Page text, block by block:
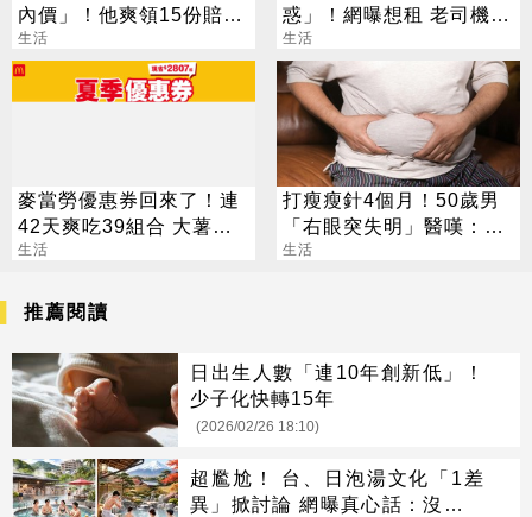
內價」！他爽領15份賠償
金 成功關鍵曝光
生活
惑」！網曝想租 老司機：
每天會很晚回家
生活
麥當勞優惠券回來了！連
42天爽吃39組合 大薯、
雞塊「加1元多1件」
生活
打瘦瘦針4個月！50歲男
「右眼突失明」醫嘆：無
法恢復
生活
推薦閱讀
日出生人數「連10年創新低」！
少子化快轉15年
(2026/02/26 18:10)
超尷尬！ 台、日泡湯文化「1差
異」掀討論 網曝真心話：沒人看